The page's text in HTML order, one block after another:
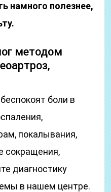
намного полезнее,
методом
боли в
покалывания,
диагностику
в нашем центре.